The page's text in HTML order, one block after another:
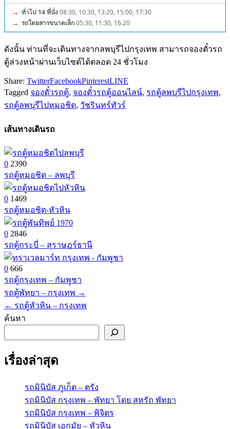
→ ทั่วไป 14 ที่นั่ง08:30, 10:30, 13:20, 15:00, 17:30
→ รถโดยสารขนาดเล็ก05:30, 11:30, 16:20
ดังนั้น ท่านที่จะเดินทางจากลพบุรีไปกรุงเทพ สามารถจองตั๋วรถ
ตู้ล่วงหน้าผ่านเว็บไซต์ได้ตลอด 24 ชั่วโมง
Share: TwitterFacebookPinterestLINE
Tagged จองตั๋วรถตู้, จองตั๋วรถตู้ออนไลน์, รถตู้ลพบุรีไปกรุงเทพ,
รถตู้ลพบุรีไปหมอชิต, วัชรินทร์ทัวร์
เส้นทางเดินรถ
0 2390
รถตู้หมอชิต – ลพบุรี
0 1469
รถตู้หมอชิต-หัวหิน
0 2846
รถตู้กระบี่ – สุราษฎร์ธานี
0 666
รถตู้กรุงเทพ – กัมพูชา
แนะแนว
เรื่อง
รถตู้พัทยา – กรุงเทพ →
← รถตู้หัวหิน – กรุงเทพ
ค้นหา
เรื่องล่าสุด
รถมินิบัส ภูเก็ต – ตรัง
รถมินิบัส กรุงเทพ – พัทยา โดย สหรัถ พัทยา
รถมินิบัส กรุงเทพ – พิจิตร
รถมินิบัส เอกมัย – หัวหิน